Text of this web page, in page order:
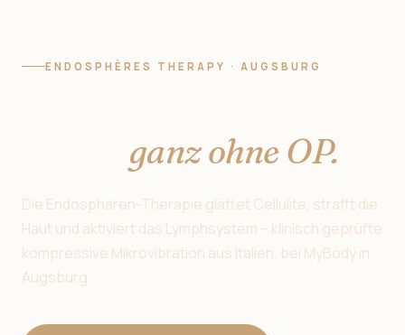
ENDOSPHÈRES THERAPY · AUGSBURG
ganz ohne OP.
Die Endosphären-Therapie glättet Cellulite, strafft die
Haut und aktiviert das Lymphsystem – klinisch geprüfte
kompressive Mikrovibration aus Italien, bei MyBody in
Augsburg.